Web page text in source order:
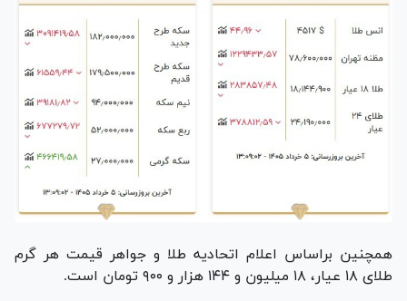
همچنین براساس اعلام اتحادیه طلا و جواهر قیمت هر گرم
طلای ۱۸ عیار، ۱۸ میلیون و ۱۴۴ هزار و ۹۰۰ تومان است.